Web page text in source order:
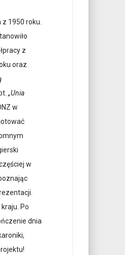
1950 roku.
z
oraz
„Unia
w
w
Po
dnia